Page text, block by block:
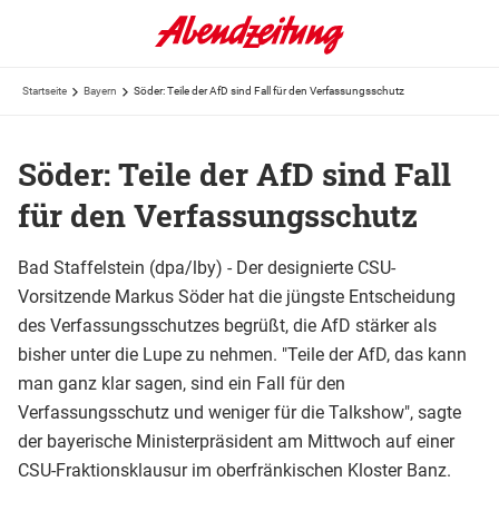
Startseite Bayern Söder: Teile der AfD sind Fall für den Verfassungsschutz
Söder: Teile der AfD sind Fall
für den Verfassungsschutz
Bad Staffelstein (dpa/lby) - Der designierte CSU-
Vorsitzende Markus Söder hat die jüngste Entscheidung
des Verfassungsschutzes begrüßt, die AfD stärker als
bisher unter die Lupe zu nehmen. "Teile der AfD, das kann
man ganz klar sagen, sind ein Fall für den
Verfassungsschutz und weniger für die Talkshow", sagte
der bayerische Ministerpräsident am Mittwoch auf einer
CSU-Fraktionsklausur im oberfränkischen Kloster Banz.